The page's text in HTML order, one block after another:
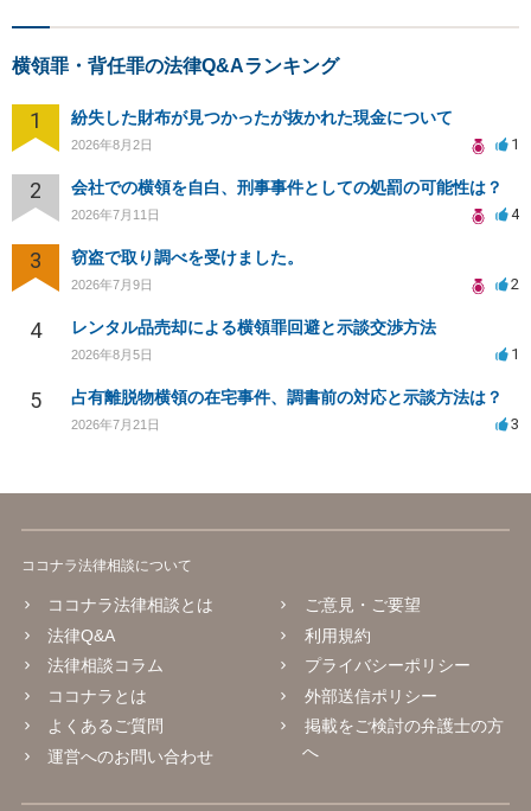
横領罪・背任罪の法律Q&Aランキング
1 紛失した財布が見つかったが抜かれた現金について
2026年8月2日 1
2 会社での横領を自白、刑事事件としての処罰の可能性は？
2026年7月11日 4
3 窃盗で取り調べを受けました。
2026年7月9日 2
4 レンタル品売却による横領罪回避と示談交渉方法
2026年8月5日 1
5 占有離脱物横領の在宅事件、調書前の対応と示談方法は？
2026年7月21日 3
ココナラ法律相談について
ココナラ法律相談とは
法律Q&A
法律相談コラム
ココナラとは
よくあるご質問
運営へのお問い合わせ
ご意見・ご要望
利用規約
プライバシーポリシー
外部送信ポリシー
掲載をご検討の弁護士の方
へ